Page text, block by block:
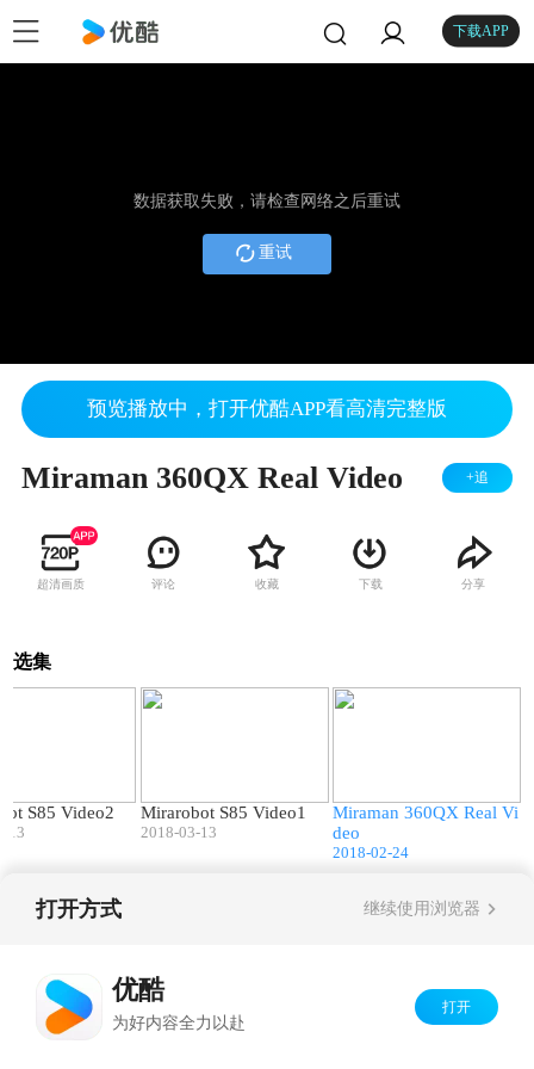
下载APP
数据获取失败，请检查网络之后重试
重试
预览播放中，打开优酷APP看高清完整版
Miraman 360QX Real Video +追
超清画质 评论 收藏 下载 分享
选集
S85 Video2
13
Mirarobot S85 Video1
2018-03-13
Miraman 360QX Real Vi
deo
2018-02-24
打开方式 继续使用浏览器
优酷
为好内容全力以赴
打开